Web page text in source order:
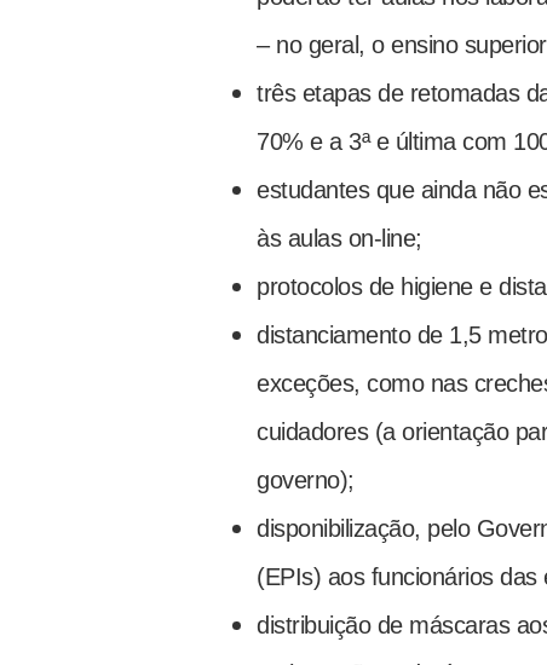
– no geral, o ensino
três etapas de retomadas
70% e a 3ª e última com
estudantes que ainda não
às aulas on-line;
protocolos de higiene e
distanciamento de 1,5
exceções, como nas
cuidadores (a orientação
governo);
disponibilização, pelo
(EPIs) aos funcionários das
distribuição de máscaras